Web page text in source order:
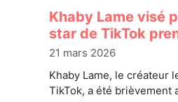
Khaby Lame visé
star de TikTok
21 mars 2026
Khaby Lame, le créateur
TikTok, a été brièvement